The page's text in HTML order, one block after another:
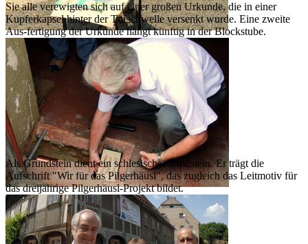
Sie alle verewigten sich auf einer großen Urkunde, die in einer
Kupferkapsel hinter der Türschwelle versenkt wurde. Eine zweite
Aus-fertigung der Urkunde hängt künftig in der Blockstube.
Als Grundstein dient ein schlesischer Sandstein. Er trägt die
Aufschrift "Wir für das Pilgerhäusl", das zugleich das Leitmotiv für
das dreijährige Pilgerhäusl-Projekt bildet.